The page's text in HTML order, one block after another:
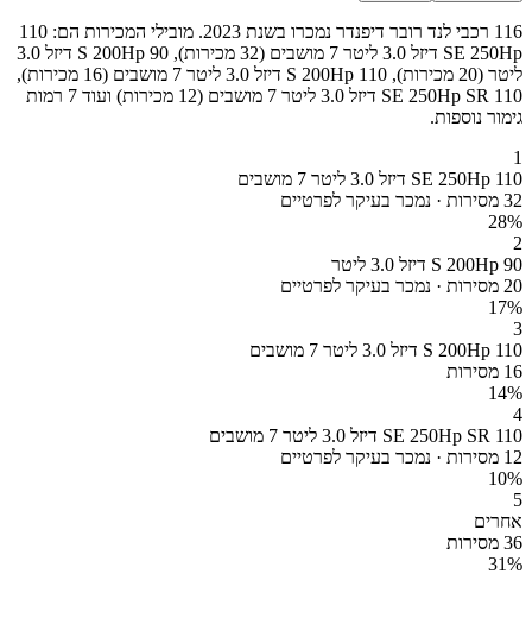
116 רכבי לנד רובר דיפנדר נמכרו בשנת 2023. מובילי המכירות הם: 110
SE 250Hp דיזל 3.0 ליטר 7 מושבים (32 מכירות), 90 S 200Hp דיזל 3.0
ליטר (20 מכירות), 110 S 200Hp דיזל 3.0 ליטר 7 מושבים (16 מכירות),
110 SE 250Hp SR דיזל 3.0 ליטר 7 מושבים (12 מכירות) ועוד 7 רמות
גימור נוספות.
1
110 SE 250Hp דיזל 3.0 ליטר 7 מושבים
32 מסירות · נמכר בעיקר לפרטיים
28%
2
90 S 200Hp דיזל 3.0 ליטר
20 מסירות · נמכר בעיקר לפרטיים
17%
3
110 S 200Hp דיזל 3.0 ליטר 7 מושבים
16 מסירות
14%
4
110 SE 250Hp SR דיזל 3.0 ליטר 7 מושבים
12 מסירות · נמכר בעיקר לפרטיים
10%
5
אחרים
36 מסירות
31%